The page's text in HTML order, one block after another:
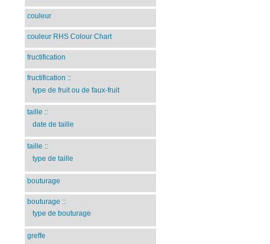
couleur
couleur RHS Colour Chart
fructification
fructification ::
type de fruit ou de faux-fruit
taille ::
date de taille
taille ::
type de taille
bouturage
bouturage ::
type de bouturage
greffe